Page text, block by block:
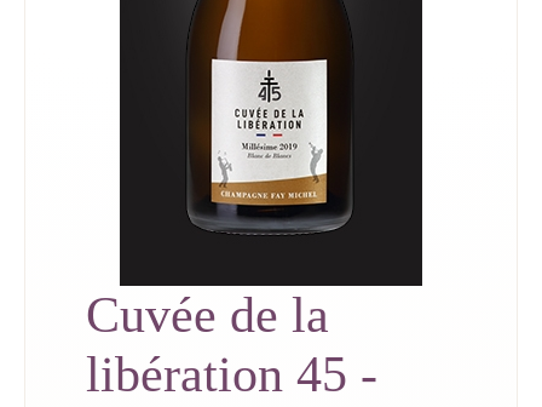
Cuvée de la
libération 45 -